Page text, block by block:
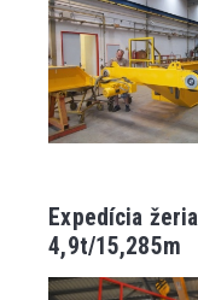
Expedícia
4,9t/15,285m